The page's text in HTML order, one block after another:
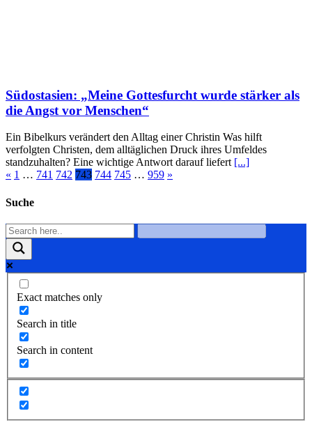
Südostasien: „Meine Gottesfurcht wurde stärker als
die Angst vor Menschen“
Ein Bibelkurs verändert den Alltag einer Christin Was hilft
verfolgten Christen, dem alltäglichen Druck ihres Umfeldes
standzuhalten? Eine wichtige Antwort darauf liefert [...]
« 1 … 741 742 743 744 745 … 959 »
Suche
Exact matches only
Search in title
Search in content